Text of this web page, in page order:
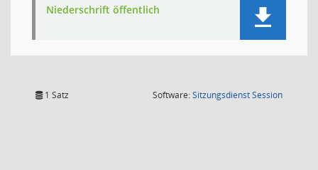
Niederschrift öffentlich
1 Satz Software:SitzungsdienstSession(Wird in